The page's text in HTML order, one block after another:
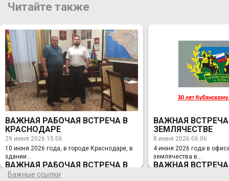
Читайте также
ВАЖНАЯ РАБОЧАЯ ВСТРЕЧА В
КРАСНОДАРЕ
29 июня 2026 15:06
10 июня 2026 года, в городе Краснодаре, в
здании...
ВАЖНАЯ РАБОЧАЯ ВСТРЕЧА В
КРАСНОДАРЕ
ВАЖНАЯ
ЗЕМЛЯЧЕСТВЕ
8 июня 2026 06:06
4 июня 2026 года в
землячества в...
ВАЖНАЯ
Важные ссылки